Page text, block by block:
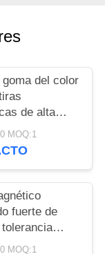
goma del color
de alta
con el
EN71
MOQ:1
fuerte de
tolerancia
flexible del
MOQ:1